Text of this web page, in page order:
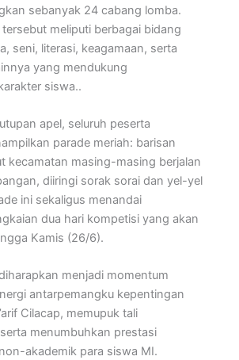
sebanyak 24 cabang lomba.
meliputi berbagai bidang
seni, literasi, keagamaan, serta
yang mendukung
siswa..
apel, seluruh peserta
parade meriah: barisan
kecamatan masing-masing berjalan
diiringi sorak sorai dan yel-yel
ini sekaligus menandai
dua hari kompetisi yang akan
Kamis (26/6).
menjadi momentum
antarpemangku kepentingan
Cilacap, memupuk tali
menumbuhkan prestasi
akademik para siswa MI.